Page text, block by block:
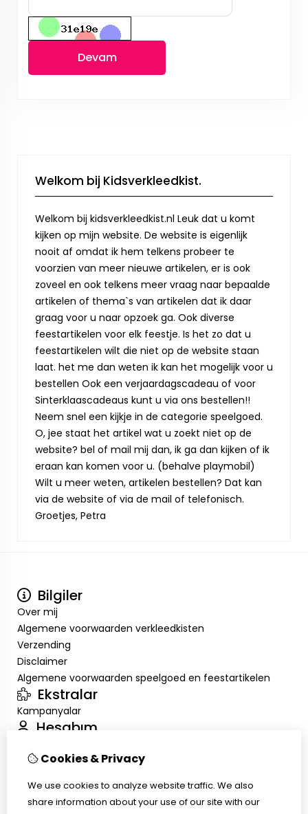
Devam
Welkom bij Kidsverkleedkist.
Welkom bij kidsverkleedkist.nl Leuk dat u komt
kijken op mijn website. De website is eigenlijk
nooit af omdat ik hem telkens probeer te
voorzien van meer nieuwe artikelen, er is ook
zoveel en ook telkens meer vraag naar bepaalde
artikelen of thema`s van artikelen dat ik daar
graag voor u naar opzoek ga. Ook diverse
feestartikelen voor elk feestje. Is het zo dat u
feestartikelen wilt die niet op de website staan
laat. het me dan weten ik kan het mogelijk voor u
bestellen Ook een verjaardagscadeau of voor
Sinterklaascadeaus kunt u via ons bestellen!!
Neem snel een kijkje in de categorie speelgoed.
O, jee staat het artikel wat u zoekt niet op de
website? bel of mail mij dan, ik ga dan kijken of ik
eraan kan komen voor u. (behalve playmobil)
Wilt u meer weten, artikelen bestellen? Dat kan
via de website of via de mail of telefonisch.
Groetjes, Petra
Bilgiler
Over mij
Algemene voorwaarden verkleedkisten
Verzending
Disclaimer
Algemene voorwaarden speelgoed en feestartikelen
Ekstralar
Kampanyalar
Hesabım
Sipariş Geçmişim
Müşteri Servisi
Cookies & Privacy
We use cookies to analyze website traffic. We also
share information about your use of our site with our